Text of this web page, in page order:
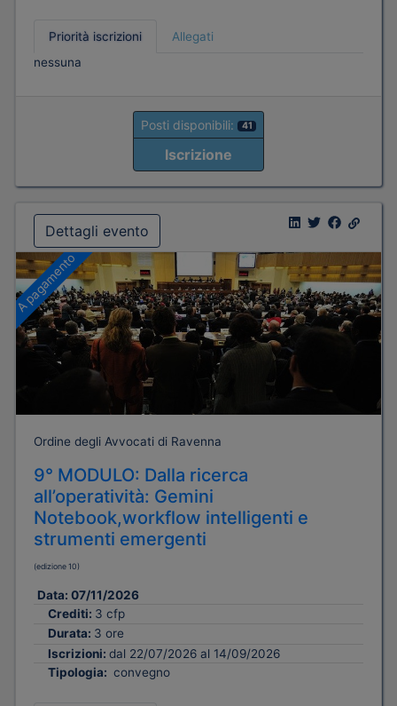
Priorità iscrizioni
Allegati
nessuna
Posti disponibili: 41
Iscrizione
Dettagli evento
A pagamento
Ordine degli Avvocati di Ravenna
9° MODULO: Dalla ricerca
all’operatività: Gemini
Notebook,workflow intelligenti e
strumenti emergenti
(edizione 10)
Data: 07/11/2026
Crediti: 3 cfp
Durata: 3 ore
Iscrizioni: dal 22/07/2026 al 14/09/2026
Tipologia: convegno